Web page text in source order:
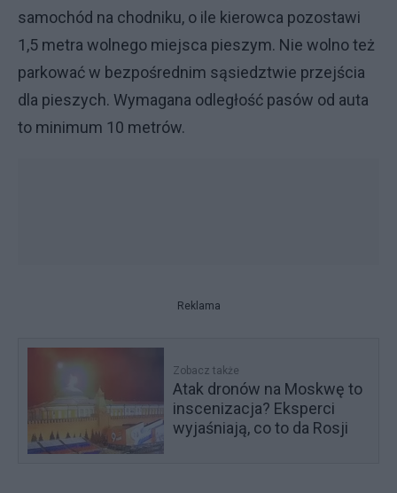
samochód na chodniku, o ile kierowca pozostawi
1,5 metra wolnego miejsca pieszym. Nie wolno też
parkować w bezpośrednim sąsiedztwie przejścia
dla pieszych. Wymagana odległość pasów od auta
to minimum 10 metrów.
Reklama
Zobacz także
Atak dronów na Moskwę to
inscenizacja? Eksperci
wyjaśniają, co to da Rosji